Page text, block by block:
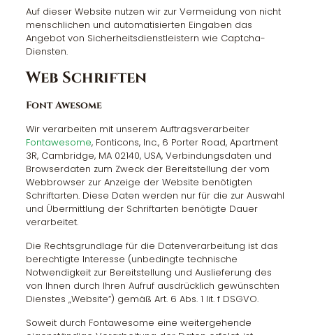
Auf dieser Website nutzen wir zur Vermeidung von nicht
menschlichen und automatisierten Eingaben das
Angebot von Sicherheitsdienstleistern wie Captcha-
Diensten.
Web Schriften
Font Awesome
Wir verarbeiten mit unserem Auftragsverarbeiter
Fontawesome, Fonticons, Inc., 6 Porter Road, Apartment
3R, Cambridge, MA 02140, USA, Verbindungsdaten und
Browserdaten zum Zweck der Bereitstellung der vom
Webbrowser zur Anzeige der Website benötigten
Schriftarten. Diese Daten werden nur für die zur Auswahl
und Übermittlung der Schriftarten benötigte Dauer
verarbeitet.
Die Rechtsgrundlage für die Datenverarbeitung ist das
berechtigte Interesse (unbedingte technische
Notwendigkeit zur Bereitstellung und Auslieferung des
von Ihnen durch Ihren Aufruf ausdrücklich gewünschten
Dienstes „Website“) gemäß Art. 6 Abs. 1 lit. f DSGVO.
Soweit durch Fontawesome eine weitergehende